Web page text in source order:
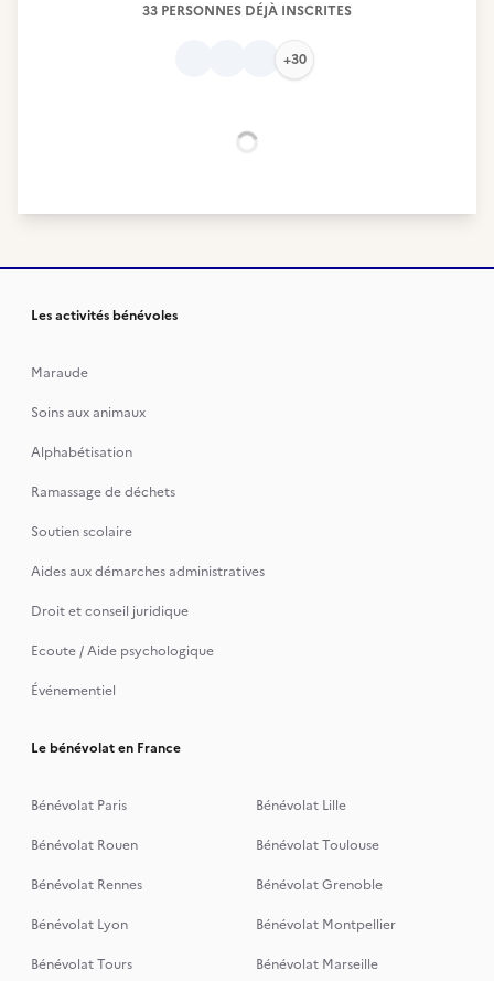
33 PERSONNES DÉJÀ INSCRITES
+30
Les activités bénévoles
Maraude
Soins aux animaux
Alphabétisation
Ramassage de déchets
Soutien scolaire
Aides aux démarches administratives
Droit et conseil juridique
Ecoute / Aide psychologique
Événementiel
Le bénévolat en France
Bénévolat Paris
Bénévolat Lille
Bénévolat Rouen
Bénévolat Toulouse
Bénévolat Rennes
Bénévolat Grenoble
Bénévolat Lyon
Bénévolat Montpellier
Bénévolat Tours
Bénévolat Marseille